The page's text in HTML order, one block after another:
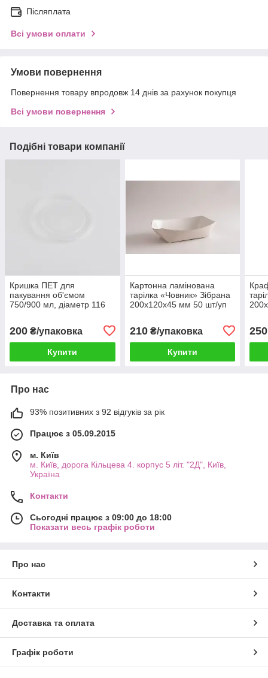
Післяплата
Всі умови оплати
Умови повернення
Повернення товару впродовж 14 днів за рахунок покупця
Всі умови повернення
Подібні товари компанії
Кришка ПЕТ для
пакування об'ємом
750/900 мл, діаметр 116
свіжості продуктів. 50 шт
200 ₴/упаковка
Купити
Картонна ламінована
тарілка «Човник» Зібрана
200x120x45 мм 50 шт/уп
210₴/упаковка
Купити
250
Про нас
93% позитивних з 92 відгуків за рік
Працює з 05.09.2015
м. Київ
м. Київ, дорога Кільцева 4. корпус 5 літ. "2Д", Київ,
Україна
Контакти
Сьогодні працює з 09:00 до 18:00
Показати весь графік роботи
Про нас
Контакти
Доставка та оплата
Графік роботи